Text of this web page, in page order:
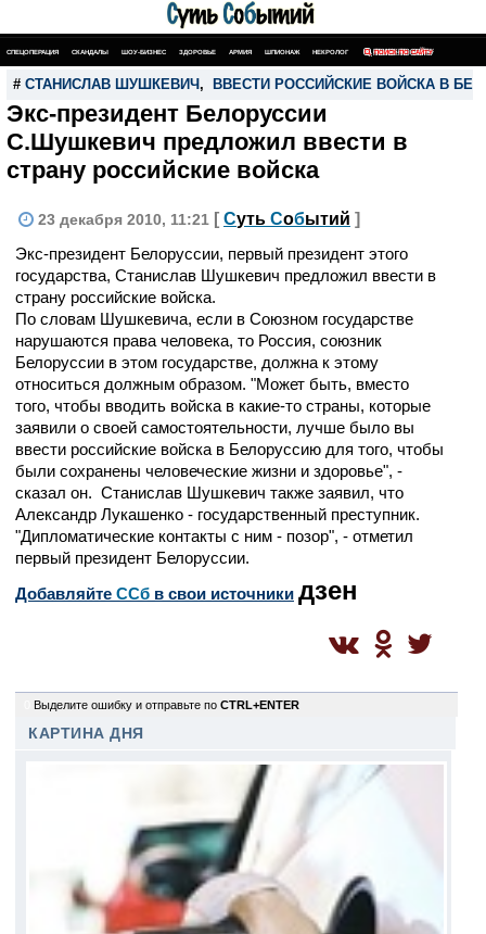
СПЕЦОПЕРАЦИЯ СКАНДАЛЫ ШОУ-БИЗНЕС ЗДОРОВЬЕ АРМИЯ ШПИОНАЖ НЕКРОЛОГ ПОИСК ПО САЙТУ
# СТАНИСЛАВ ШУШКЕВИЧ , ВВЕСТИ РОССИЙСКИЕ ВОЙСКА В
Экс-президент Белоруссии
С.Шушкевич предложил ввести в
страну российские войска
23 декабря 2010, 11:21 [ Суть Событий ]
Экс-президент Белоруссии, первый президент этого
государства, Станислав Шушкевич предложил ввести в
страну российские войска.
По словам Шушкевича, если в Союзном государстве
нарушаются права человека, то Россия, союзник
Белоруссии в этом государстве, должна к этому
относиться должным образом. "Может быть, вместо
того, чтобы вводить войска в какие-то страны, которые
заявили о своей самостоятельности, лучше было вы
ввести российские войска в Белоруссию для того, чтобы
были сохранены человеческие жизни и здоровье", -
сказал он. Станислав Шушкевич также заявил, что
Александр Лукашенко - государственный преступник.
"Дипломатические контакты с ним - позор", - отметил
первый президент Белоруссии.
Добавляйте CСб в свои источники дзен
Выделите ошибку и отправьте по CTRL+ENTER
КАРТИНА ДНЯ